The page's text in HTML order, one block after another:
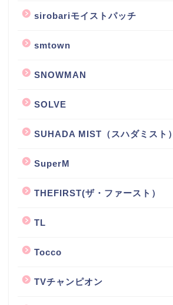
sirobariモイストパッチ
smtown
SNOWMAN
SOLVE
SUHADA MIST（スハダミスト）
SuperM
THEFIRST(ザ・ファースト）
TL
Tocco
TVチャンピオン